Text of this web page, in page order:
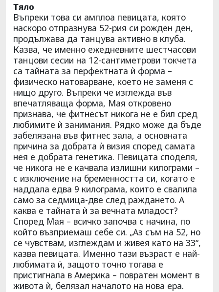
Тяло
Въпреки това си амплоа певицата, която
наскоро отпразнува 52-рия си рожден ден,
продължава да танцува активно в клуба.
Казва, че именно ежедневните шестчасови
танцови сесии на 12-сантиметрови токчета
са тайната за перфектната ѝ форма –
физическо натоварване, което не заменя с
нищо друго. Въпреки че изглежда във
впечатляваща форма, Мая откровено
признава, че фитнесът никога не е бил сред
любимите ѝ занимания. Рядко може да бъде
забелязана във фитнес зала, а основната
причина за добрата ѝ визия според самата
нея е добрата генетика. Певицата споделя,
че никога не е качвала излишни килограми –
с изключение на бременността си, когато е
наддала едва 9 килограма, които е свалила
само за седмица-две след раждането. А
каква е тайната ѝ за вечната младост?
Според Мая – всичко започва с начина, по
който възприемаш себе си. „Аз съм на 52, но
се чувствам, изглеждам и живея като на 33“,
казва певицата. Именно тази възраст е най-
любимата ѝ, защото точно тогава е
пристигнала в Америка – повратен момент в
живота ѝ, белязал началото на нова ера.